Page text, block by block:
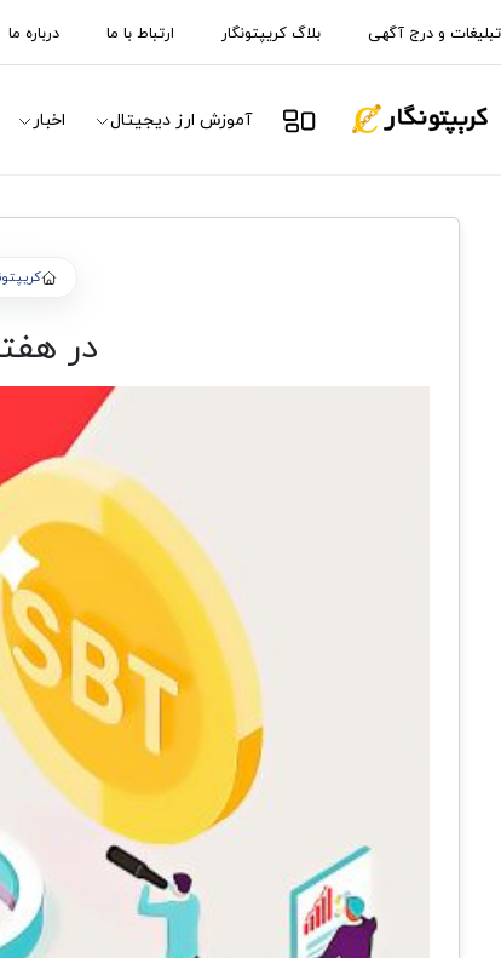
تبلیغات و درج آگهی بلاگ کریپتونگار ارتباط با ما درباره ما
آموزش ارز دیجیتال اخبار
در